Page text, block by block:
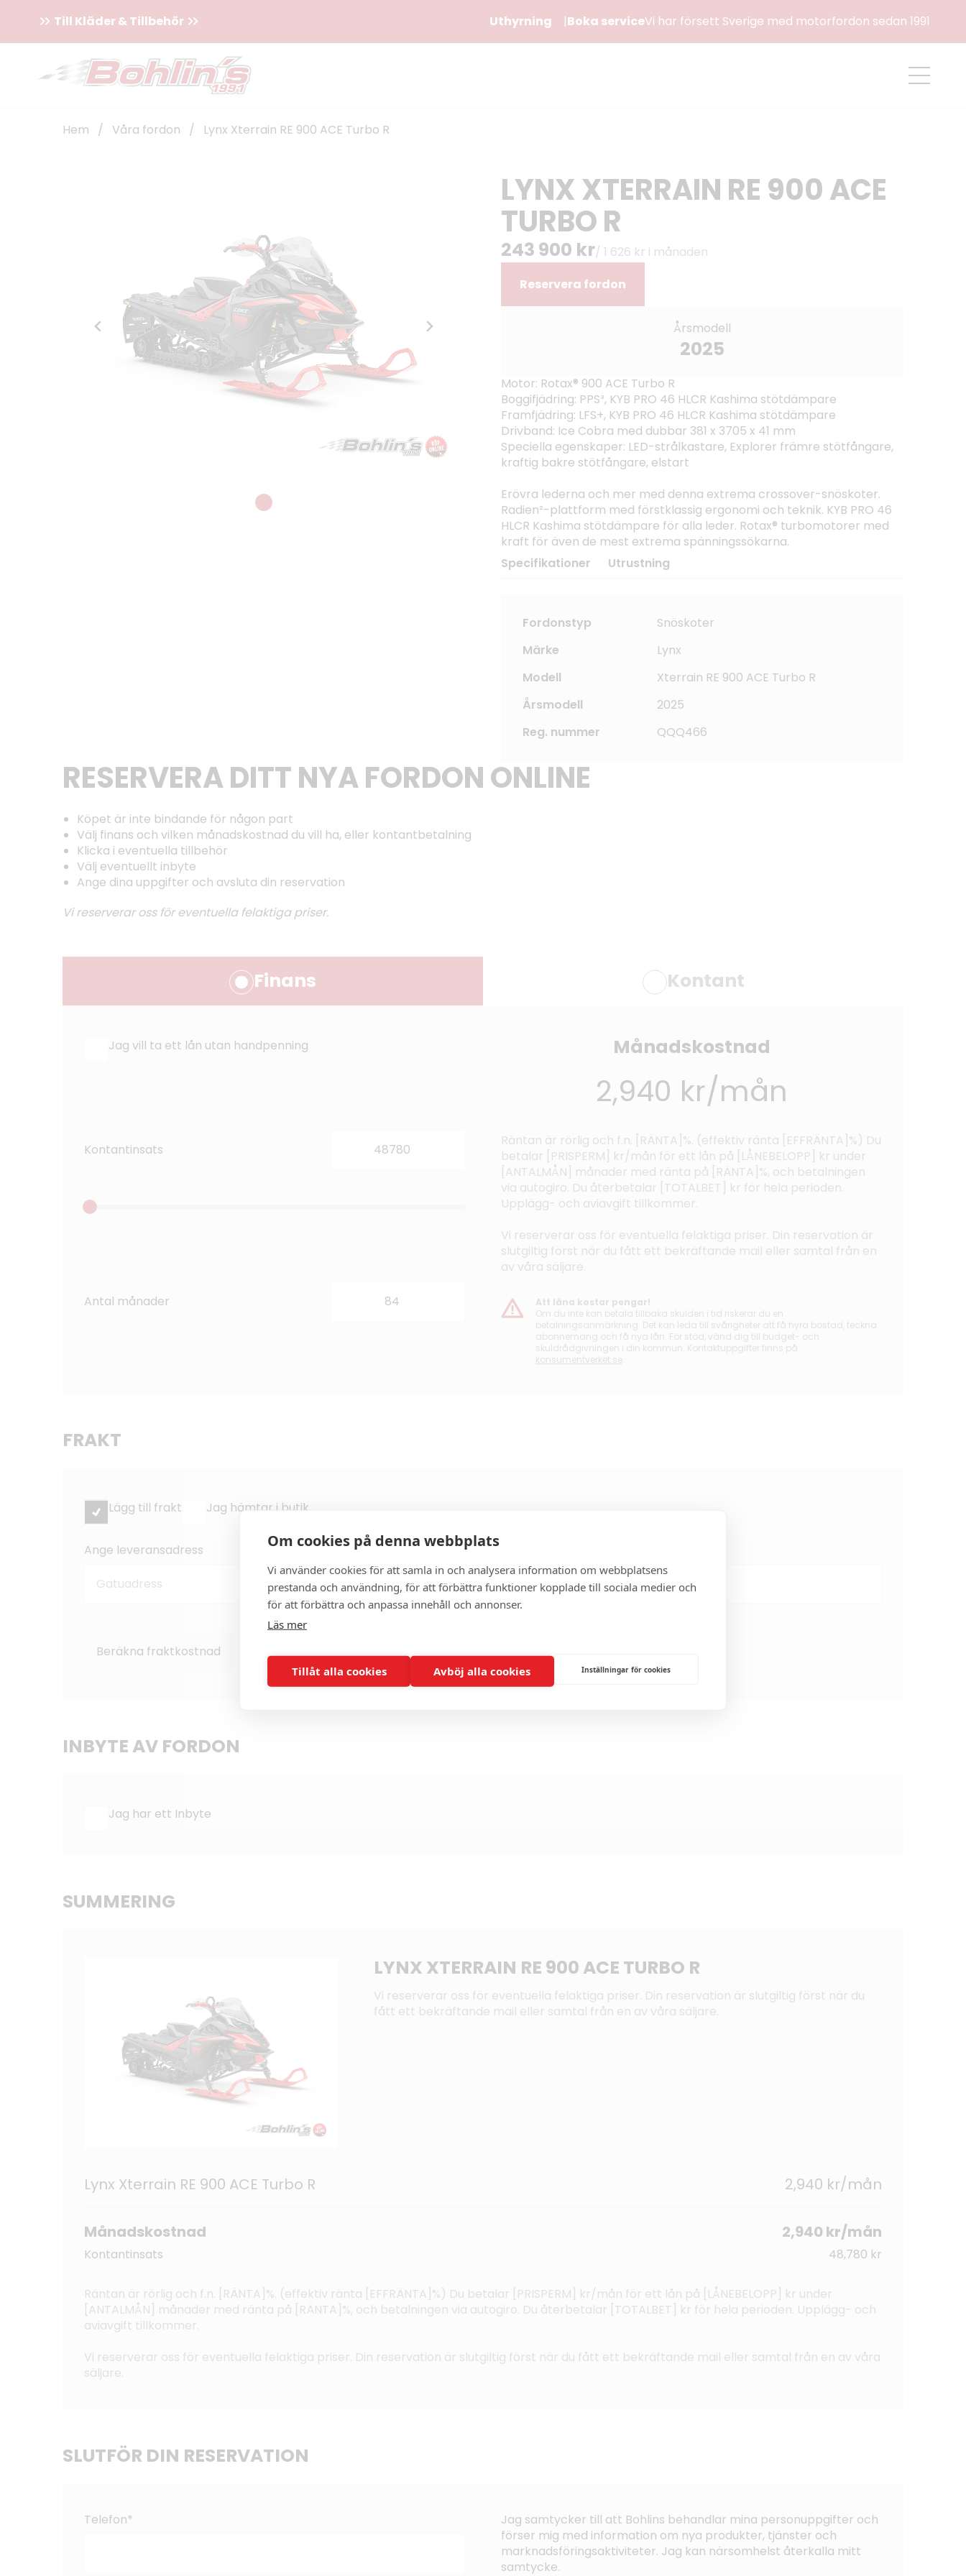
Om cookies på denna webbplats
Vi använder cookies för att samla in och analysera information om webbplatsens
prestanda och användning, för att förbättra funktioner kopplade till sociala medier och
för att förbättra och anpassa innehåll och annonser.
Läs mer
Tillåt alla cookies Avböj alla cookies Inställningar för cookies
Till Kläder & Tillbehör Uthyrning Boka serviceVi har försett Sverige med motorfordon sedan 1991
Hem / Våra fordon / Lynx Xterrain RE 900 ACE Turbo R
LYNX XTERRAIN RE 900 ACE
TURBO R
243 900 kr/ 1 626 kr i månaden
Reservera fordon
Årsmodell
2025
Motor: Rotax® 900 ACE Turbo R
Boggifjädring: PPS³, KYB PRO 46 HLCR Kashima stötdämpare
Framfjädring: LFS+, KYB PRO 46 HLCR Kashima stötdämpare
Drivband: Ice Cobra med dubbar 381 x 3705 x 41 mm
Speciella egenskaper: LED-strålkastare, Explorer främre stötfångare,
kraftig bakre stötfångare, elstart
Erövra lederna och mer med denna extrema crossover-snöskoter.
Radien²-plattform med förstklassig ergonomi och teknik. KYB PRO 46
HLCR Kashima stötdämpare för alla leder. Rotax® turbomotorer med
kraft för även de mest extrema spänningssökarna.
Specifikationer
Utrustning
Fordonstyp
Snöskoter
Märke
Lynx
Modell
Xterrain RE 900 ACE Turbo R
Årsmodell
2025
Reg. nummer
QQQ466
RESERVERA DITT NYA FORDON ONLINE
Köpet är inte bindande för någon part
Välj finans och vilken månadskostnad du vill ha, eller kontantbetalning
Klicka i eventuella tillbehör
Välj eventuellt inbyte
Ange dina uppgifter och avsluta din reservation
Vi reserverar oss för eventuella felaktiga priser.
Finans Kontant
Jag vill ta ett lån utan handpenning
Kontantinsats
Antal månader
Månadskostnad
2,940 kr/mån
Räntan är rörlig och f.n. [RÄNTA]%. (effektiv ränta [EFFRÄNTA]%) Du
betalar [PRISPERM] kr/mån för ett lån på [LÅNEBELOPP] kr under
[ANTALMÅN] månader med ränta på [RÄNTA]%, och betalningen
via autogiro. Du återbetalar [TOTALBET] kr för hela perioden.
Upplägg- och aviavgift tillkommer.
Vi reserverar oss för eventuella felaktiga priser. Din reservation är
slutgiltig först när du fått ett bekräftande mail eller samtal från en
av våra säljare.
Att låna kostar pengar!
Om du inte kan betala tillbaka skulden i tid riskerar du en
betalningsanmärkning. Det kan leda till svårigheter att få hyra bostad, teckna
abonnemang och få nya lån. För stöd, vänd dig till budget- och
skuldrådgivningen i din kommun. Kontaktuppgifter finns på
konsumentverket.se
FRAKT
Lägg till frakt Jag hämtar i butik
Ange leveransadress Ange ort
Beräkna fraktkostnad Rensa
INBYTE AV FORDON
Jag har ett Inbyte
SUMMERING
LYNX XTERRAIN RE 900 ACE TURBO R
Vi reserverar oss för eventuella felaktiga priser. Din reservation är slutgiltig först när du
fått ett bekräftande mail eller samtal från en av våra säljare.
Lynx Xterrain RE 900 ACE Turbo R 2,940 kr/mån
Månadskostnad 2,940 kr/mån
Kontantinsats 48,780 kr
Räntan är rörlig och f.n. [RÄNTA]%. (effektiv ränta [EFFRÄNTA]%) Du betalar [PRISPERM] kr/mån för ett lån på [LÅNEBELOPP] kr under
[ANTALMÅN] månader med ränta på [RÄNTA]%, och betalningen via autogiro. Du återbetalar [TOTALBET] kr för hela perioden. Upplägg- och
aviavgift tillkommer.
Vi reserverar oss för eventuella felaktiga priser. Din reservation är slutgiltig först när du fått ett bekräftande mail eller samtal från en av våra
säljare.
SLUTFÖR DIN RESERVATION
Telefon*
Jag samtycker till att Bohlins behandlar mina personuppgifter och
förser mig med information om nya produkter, tjänster och
marknadsföringsaktiviteter. Jag kan närsomhelst återkalla mitt
samtycke.